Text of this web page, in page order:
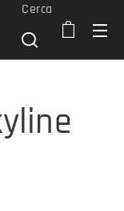
Cerca